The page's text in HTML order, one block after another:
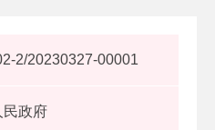
2/20230327-00001
民政府